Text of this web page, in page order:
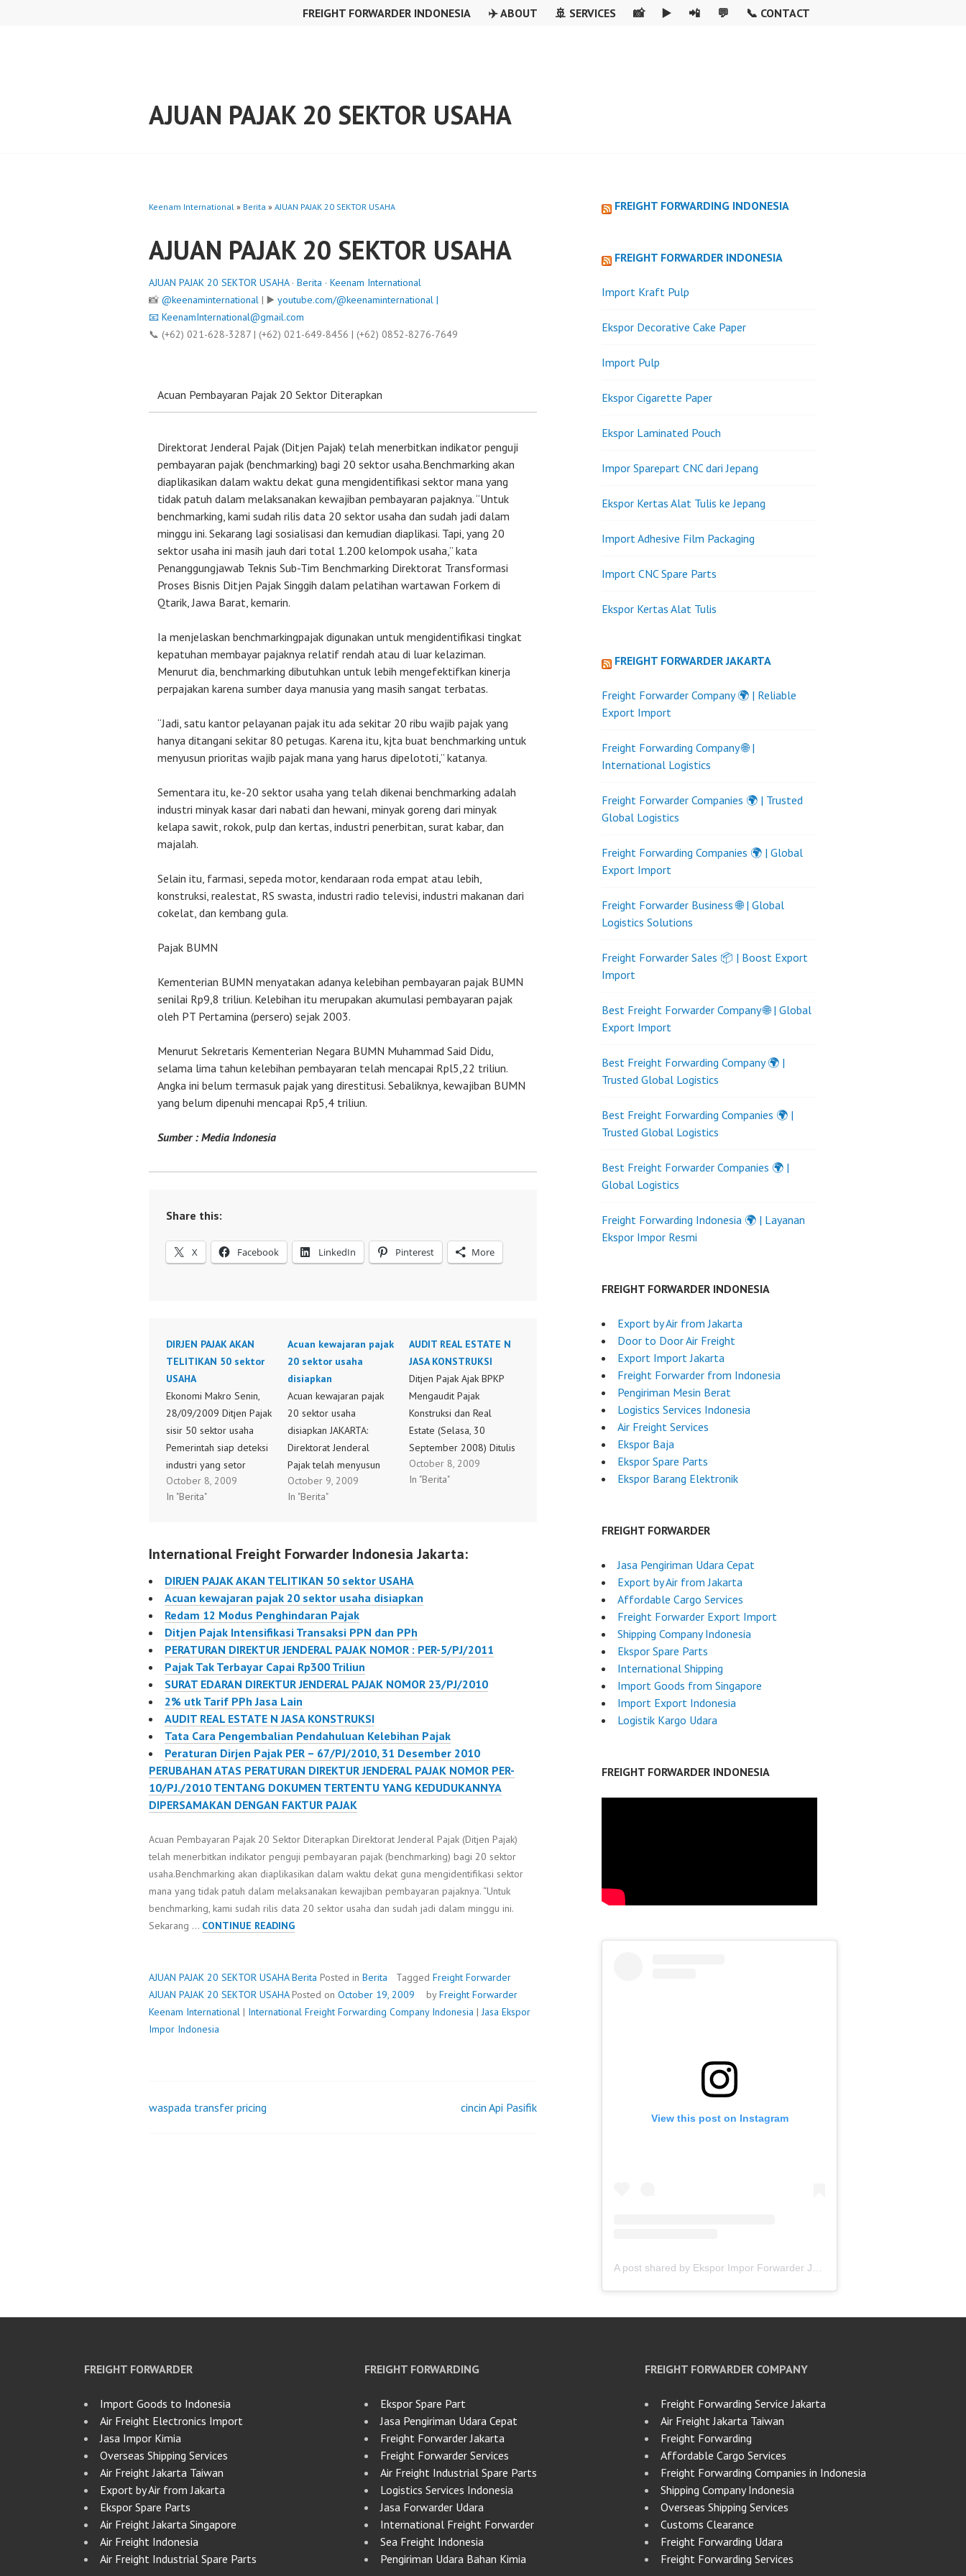
FREIGHT FORWARDER INDONESIA ✈️ ABOUT 🚢 SERVICES 📸 ▶️ 📲 💬 📞 CONTACT
AJUAN PAJAK 20 SEKTOR USAHA
Keenam International » Berita » AJUAN PAJAK 20 SEKTOR USAHA
AJUAN PAJAK 20 SEKTOR USAHA
AJUAN PAJAK 20 SEKTOR USAHA· Berita · Keenam International
📸 @keenaminternational | ▶️ youtube.com/@keenaminternational |
📧 KeenamInternational@gmail.com
📞 (+62) 021-628-3287 | (+62) 021-649-8456 | (+62) 0852-8276-7649
Acuan Pembayaran Pajak 20 Sektor Diterapkan
Direktorat Jenderal Pajak (Ditjen Pajak) telah menerbitkan indikator penguji
pembayaran pajak (benchmarking) bagi 20 sektor usaha.Benchmarking akan
diaplikasikan dalam waktu dekat guna mengidentifikasi sektor mana yang
tidak patuh dalam melaksanakan kewajiban pembayaran pajaknya. “Untuk
benchmarking, kami sudah rilis data 20 sektor usaha dan sudah jadi dalam
minggu ini. Sekarang lagi sosialisasi dan kemudian diaplikasi. Tapi, yang 20
sektor usaha ini masih jauh dari total 1.200 kelompok usaha,” kata
Penanggungjawab Teknis Sub-Tim Benchmarking Direktorat Transformasi
Proses Bisnis Ditjen Pajak Singgih dalam pelatihan wartawan Forkem di
Qtarik, Jawa Barat, kemarin.
Ia menjelaskan benchmarkingpajak digunakan untuk mengidentifikasi tingkat
kepatuhan membayar pajaknya relatif rendah atau di luar kelaziman.
Menurut dia, benchmarking dibutuhkan untuk lebih mengefektifkan kinerja
perpajakan karena sumber daya manusia yang masih sangat terbatas.
“Jadi, satu kantor pelayanan pajak itu ada sekitar 20 ribu wajib pajak yang
hanya ditangani sekitar 80 petugas. Karena itu, kjta buat benchmarking untuk
menyusun prioritas wajib pajak mana yang harus dipelototi,” katanya.
Sementara itu, ke-20 sektor usaha yang telah dikenai benchmarking adalah
industri minyak kasar dari nabati dan hewani, minyak goreng dari minyak
kelapa sawit, rokok, pulp dan kertas, industri penerbitan, surat kabar, dan
majalah.
Selain itu, farmasi, sepeda motor, kendaraan roda empat atau lebih,
konstruksi, realestat, RS swasta, industri radio televisi, industri makanan dari
cokelat, dan kembang gula.
Pajak BUMN
Kementerian BUMN menyatakan adanya kelebihan pembayaran pajak BUMN
senilai Rp9,8 triliun. Kelebihan itu merupakan akumulasi pembayaran pajak
oleh PT Pertamina (persero) sejak 2003.
Menurut Sekretaris Kementerian Negara BUMN Muhammad Said Didu,
selama lima tahun kelebihan pembayaran telah mencapai Rpl5,22 triliun.
Angka ini belum termasuk pajak yang direstitusi. Sebaliknya, kewajiban BUMN
yang belum dipenuhi mencapai Rp5,4 triliun.
Sumber : Media Indonesia
Share this:
X Facebook LinkedIn Pinterest More
DIRJEN PAJAK AKAN
TELITIKAN 50 sektor
USAHA
Ekonomi Makro Senin,
28/09/2009 Ditjen Pajak
sisir 50 sektor usaha
Pemerintah siap deteksi
industri yang setor
pajaknya rendah
JAKARTA: Direktorat
benchmarking terhadap
yang akan digunakan
sebagai acuan dalam
melakukan ekstensifikasi
dan intensifikasi
perpajakan. Direktur
Jenderal Pajak
Mochamad Tjiptardjo
mengatakan
benchmarking yang
dilakukan…
October 8, 2009
In "Berita"
Acuan kewajaran pajak
20 sektor usaha
disiapkan
Acuan kewajaran pajak
20 sektor usaha
disiapkan JAKARTA:
Direktorat Jenderal
Pajak telah menyusun
rasio total benchmarking
atas 20 klasifikasi
sebagai alat bantu untuk
kinerja keuangan dan
pemenuhan kewajiban
perpajakan oleh wajib
pajak (WP). Untuk itu,
Direktur Jenderal Pajak
Mochamad Tjiptardjo
melalui surat…
October 9, 2009
In "Berita"
AUDIT REAL ESTATE N
JASA KONSTRUKSI
Ditjen Pajak Ajak BPKP
Mengaudit Pajak
Konstruksi dan Real
Estate (Selasa, 30
September 2008) Ditulis
oleh Ali Selasa, 30
September 2008 06:20
sungguh menggenjot
sektor jasa konstruksi
dan real estate.
akan meminta Dadan
Pengawasan Keuangan
(BPKP) mengaudit…
October 8, 2009
In "Berita"
International Freight Forwarder Indonesia Jakarta:
DIRJEN PAJAK AKAN TELITIKAN 50 sektor USAHA
Acuan kewajaran pajak 20 sektor usaha disiapkan
Redam 12 Modus Penghindaran Pajak
Ditjen Pajak Intensifikasi Transaksi PPN dan PPh
PERATURAN DIREKTUR JENDERAL PAJAK NOMOR : PER-5/PJ/2011
Pajak Tak Terbayar Capai Rp300 Triliun
SURAT EDARAN DIREKTUR JENDERAL PAJAK NOMOR 23/PJ/2010
2% utk Tarif PPh Jasa Lain
AUDIT REAL ESTATE N JASA KONSTRUKSI
Tata Cara Pengembalian Pendahuluan Kelebihan Pajak
Peraturan Dirjen Pajak PER – 67/PJ/2010, 31 Desember 2010
PERUBAHAN ATAS PERATURAN DIREKTUR JENDERAL PAJAK NOMOR PER-
10/PJ./2010 TENTANG DOKUMEN TERTENTU YANG KEDUDUKANNYA
DIPERSAMAKAN DENGAN FAKTUR PAJAK
Acuan Pembayaran Pajak 20 Sektor Diterapkan Direktorat Jenderal Pajak (Ditjen Pajak)
telah menerbitkan indikator penguji pembayaran pajak (benchmarking) bagi 20 sektor
usaha.Benchmarking akan diaplikasikan dalam waktu dekat guna mengidentifikasi sektor
mana yang tidak patuh dalam melaksanakan kewajiban pembayaran pajaknya. “Untuk
benchmarking, kami sudah rilis data 20 sektor usaha dan sudah jadi dalam minggu ini.
Sekarang … CONTINUE READINGAJUAN
SEKTOR
USAHA
AJUAN PAJAK 20 SEKTOR USAHA Berita Posted in Berita Tagged Freight Forwarder
AJUAN PAJAK 20 SEKTOR USAHA Posted on October 19, 2009 byFreight Forwarder
Keenam International | International Freight Forwarding Company Indonesia |Jasa Ekspor
Impor Indonesia
Post
waspada transfer pricing cincin Api Pasifik
FREIGHT FORWARDING INDONESIA
FREIGHT FORWARDER INDONESIA
Import Kraft Pulp
Ekspor Decorative Cake Paper
Import Pulp
Ekspor Cigarette Paper
Ekspor Laminated Pouch
Impor Sparepart CNC dari Jepang
Ekspor Kertas Alat Tulis ke Jepang
Import Adhesive Film Packaging
Import CNC Spare Parts
Ekspor Kertas Alat Tulis
FREIGHT FORWARDER JAKARTA
Freight Forwarder Company 🌍 | Reliable
Export Import
Freight Forwarding Company 🌐 |
International Logistics
Freight Forwarder Companies 🌍 | Trusted
Global Logistics
Freight Forwarding Companies 🌍 | Global
Export Import
Freight Forwarder Business 🌐 | Global
Logistics Solutions
Freight Forwarder Sales 📦 | Boost Export
Import
Best Freight Forwarder Company 🌐 | Global
Export Import
Best Freight Forwarding Company 🌍 |
Trusted Global Logistics
Best Freight Forwarding Companies 🌍 |
Trusted Global Logistics
Best Freight Forwarder Companies 🌍 |
Global Logistics
Freight Forwarding Indonesia 🌍 | Layanan
Ekspor Impor Resmi
FREIGHT FORWARDER INDONESIA
Export by Air from Jakarta
Door to Door Air Freight
Export Import Jakarta
Freight Forwarder from Indonesia
Pengiriman Mesin Berat
Logistics Services Indonesia
Air Freight Services
Ekspor Baja
Ekspor Spare Parts
Ekspor Barang Elektronik
FREIGHT FORWARDER
Jasa Pengiriman Udara Cepat
Export by Air from Jakarta
Affordable Cargo Services
Freight Forwarder Export Import
Shipping Company Indonesia
Ekspor Spare Parts
International Shipping
Import Goods from Singapore
Import Export Indonesia
Logistik Kargo Udara
FREIGHT FORWARDER INDONESIA
View this post on Instagram
FREIGHT FORWARDER
Import Goods to Indonesia
Air Freight Electronics Import
Jasa Impor Kimia
Overseas Shipping Services
Air Freight Jakarta Taiwan
Export by Air from Jakarta
Ekspor Spare Parts
Air Freight Jakarta Singapore
Air Freight Indonesia
Air Freight Industrial Spare Parts
FREIGHT FORWARDING
Ekspor Spare Part
Jasa Pengiriman Udara Cepat
Freight Forwarder Jakarta
Freight Forwarder Services
Air Freight Industrial Spare Parts
Logistics Services Indonesia
Jasa Forwarder Udara
International Freight Forwarder
Sea Freight Indonesia
Pengiriman Udara Bahan Kimia
FREIGHT FORWARDER COMPANY
Freight Forwarding Service Jakarta
Air Freight Jakarta Taiwan
Freight Forwarding
Affordable Cargo Services
Freight Forwarding Companies in Indonesia
Shipping Company Indonesia
Overseas Shipping Services
Customs Clearance
Freight Forwarding Udara
Freight Forwarding Services